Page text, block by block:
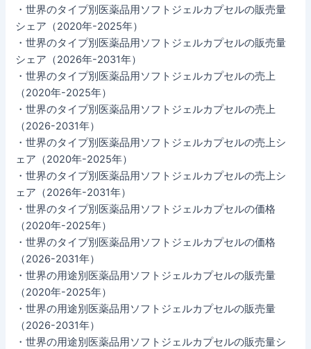
・世界のタイプ別医薬品用ソフトジェルカプセルの販売量
シェア（2020年-2025年）
・世界のタイプ別医薬品用ソフトジェルカプセルの販売量
シェア（2026年-2031年）
・世界のタイプ別医薬品用ソフトジェルカプセルの売上
（2020年-2025年）
・世界のタイプ別医薬品用ソフトジェルカプセルの売上
（2026-2031年）
・世界のタイプ別医薬品用ソフトジェルカプセルの売上シ
ェア（2020年-2025年）
・世界のタイプ別医薬品用ソフトジェルカプセルの売上シ
ェア（2026年-2031年）
・世界のタイプ別医薬品用ソフトジェルカプセルの価格
（2020年-2025年）
・世界のタイプ別医薬品用ソフトジェルカプセルの価格
（2026-2031年）
・世界の用途別医薬品用ソフトジェルカプセルの販売量
（2020年-2025年）
・世界の用途別医薬品用ソフトジェルカプセルの販売量
（2026-2031年）
・世界の用途別医薬品用ソフトジェルカプセルの販売量シ